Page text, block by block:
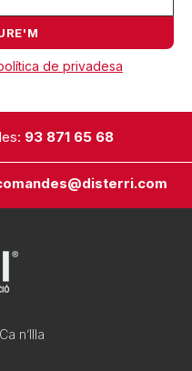
de privadesa
93 871 65 68
n’Illa